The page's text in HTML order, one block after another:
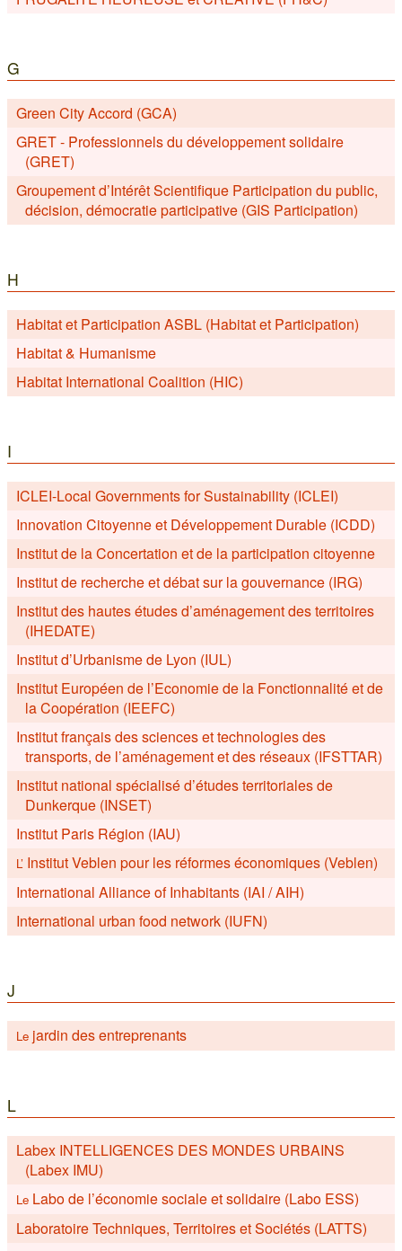
G
Green City Accord (GCA)
GRET - Professionnels du développement solidaire
(GRET)
Groupement d’Intérêt Scientifique Participation du public,
décision, démocratie participative (GIS Participation)
H
Habitat et Participation ASBL (Habitat et Participation)
Habitat & Humanisme
Habitat International Coalition (HIC)
I
ICLEI-Local Governments for Sustainability (ICLEI)
Innovation Citoyenne et Développement Durable (ICDD)
Institut de la Concertation et de la participation citoyenne
Institut de recherche et débat sur la gouvernance (IRG)
Institut des hautes études d’aménagement des territoires
(IHEDATE)
Institut d’Urbanisme de Lyon (IUL)
Institut Européen de l’Economie de la Fonctionnalité et de
la Coopération (IEEFC)
Institut français des sciences et technologies des
transports, de l’aménagement et des réseaux (IFSTTAR)
Institut national spécialisé d’études territoriales de
Dunkerque (INSET)
Institut Paris Région (IAU)
L’ Institut Veblen pour les réformes économiques (Veblen)
International Alliance of Inhabitants (IAI / AIH)
International urban food network (IUFN)
J
Le jardin des entreprenants
L
Labex INTELLIGENCES DES MONDES URBAINS
(Labex IMU)
Le Labo de l’économie sociale et solidaire (Labo ESS)
Laboratoire Techniques, Territoires et Sociétés (LATTS)